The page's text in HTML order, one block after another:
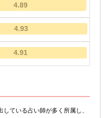
4.89
4.93
4.91
ている占い師が多く所属し、